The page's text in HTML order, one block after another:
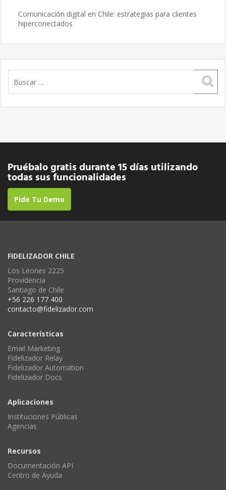
Comunicación digital en Chile: estrategias para clientes
hiperconectados
Pruébalo gratis durante 15 días utilizando
todas sus funcionalidades
Pide Tu Demo
FIDELIZADOR CHILE
Los Leones 2225
Providencia
Santiago de Chile
+56 226 177 400
contacto@fidelizador.com
Características
Email Marketing
Fidelizador Relay
Fidelizador Automation
Fidelizador Docs
Aplicaciones
Instituciones Públicas
Agencias
Recursos
Documentación API
Centro de Ayuda